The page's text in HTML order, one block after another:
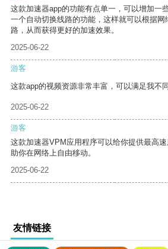
这款加速器app的功能有点单一，可以增加一
一个自动切换线路的功能，这样就可以根据
路，从而获得更好的加速效果。
2025-06-22
游客
这款app的视频资源非常丰富，可以满足我不
2025-06-22
游客
这款加速器VPM应用程序可以给你提供最高
助你在网络上自由移动。
2025-06-22
友情链接